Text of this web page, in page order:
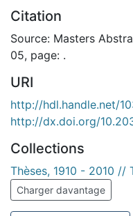
Citation
Source: Masters
05, page: .
URI
http://hdl.handle.net/
http://dx.doi.org/
Collections
Thèses, 1910 - 2010 //
Charger davantage